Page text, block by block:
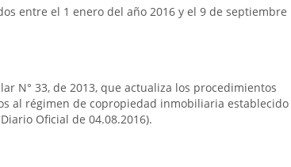
entre el 1 enero del año 2016 y el 9 de septiembre
N° 33, de 2013, que actualiza los procedimientos
al régimen de copropiedad inmobiliaria establecido
Oficial de 04.08.2016).